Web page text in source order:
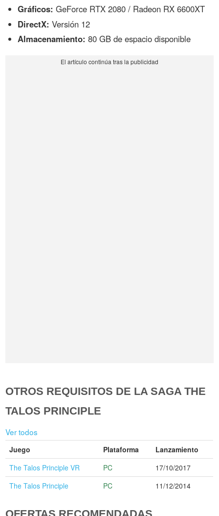
Gráficos: GeForce RTX 2080 / Radeon RX 6600XT
DirectX: Versión 12
Almacenamiento: 80 GB de espacio disponible
OTROS REQUISITOS DE LA SAGA THE
TALOS PRINCIPLE
Ver todos
Juego Plataforma
Lanzamiento
The Talos Principle VR
PC
17/10/2017
The Talos Principle
PC 11/12/2014